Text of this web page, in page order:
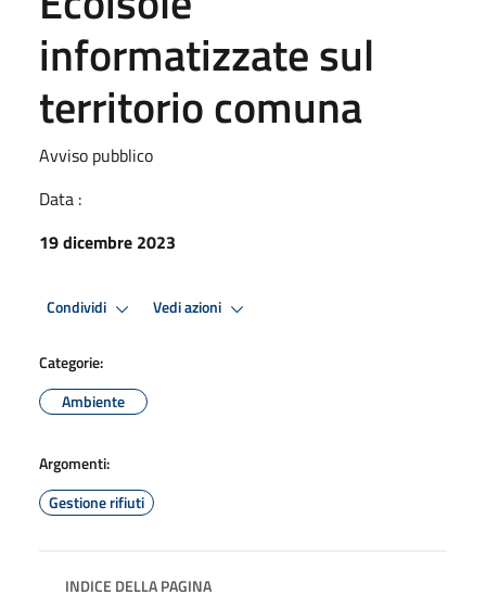
informatizzate sul
territorio comuna
Avviso pubblico
Data :
19 dicembre 2023
Condividi Vedi azioni
Categorie:
Ambiente
Argomenti:
Gestione rifiuti
INDICE DELLA PAGINA